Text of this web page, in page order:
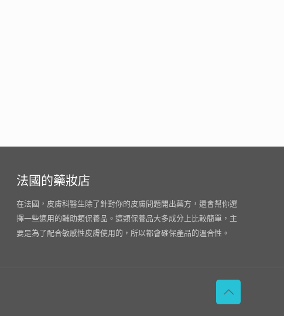
法國的藥妝店
在法國，皮膚科醫生除了針對你的皮膚問題開出藥方，還會幫你選
擇一些適用的輔助類保養品。這類保養品大多成分上比較簡單，主
要是為了配合敏感性皮膚使用的，所以都會確保產品的溫合性。